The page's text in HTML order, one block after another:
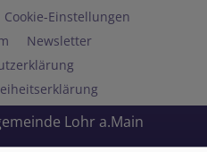
Cookie-Einstellungen
Newsletter
Lohr a.Main